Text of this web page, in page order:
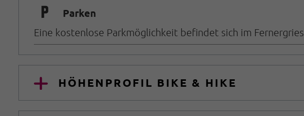
🐈 Parken
Eine kostenlose Parkmöglichkeit befindet sich im Fernergries.
HÖHENPROFIL BIKE & HIKE